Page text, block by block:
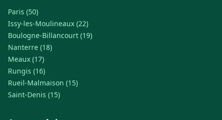
Paris (50)
Issy-les-Moulineaux (22)
Boulogne-Billancourt (19)
Nanterre (18)
Meaux (17)
Rungis (16)
Rueil-Malmaison (15)
Saint-Denis (15)